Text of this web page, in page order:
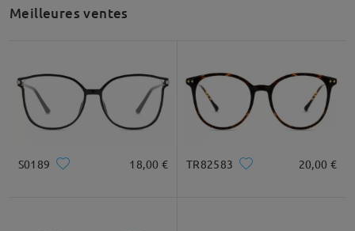
Meilleures ventes
S0189 18,00 € TR82583 20,00 €